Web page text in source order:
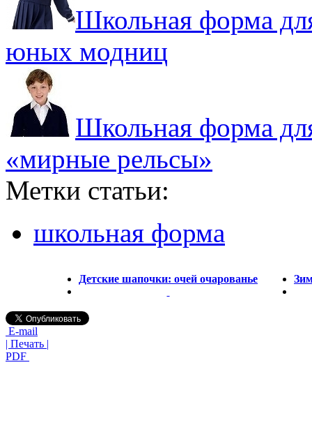
Школьная форма
юных модниц
Школьная форма
«мирные рельсы»
Метки статьи:
школьная форма
Детские шапочки: очей очарованье
E-mail
| Печать |
PDF